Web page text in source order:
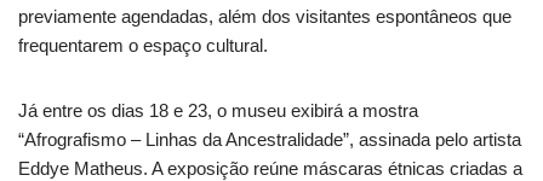
previamente agendadas, além dos visitantes espontâneos que
frequentarem o espaço cultural.
Já entre os dias 18 e 23, o museu exibirá a mostra
“Afrografismo – Linhas da Ancestralidade”, assinada pelo artista
Eddye Matheus. A exposição reúne máscaras étnicas criadas a